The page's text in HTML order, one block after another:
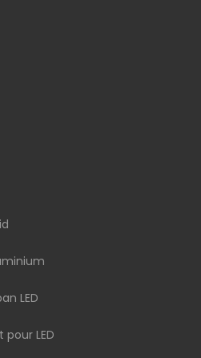
LED
LED